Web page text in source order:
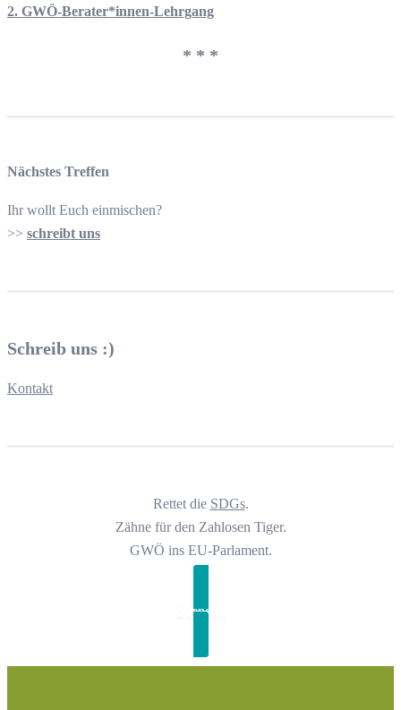
2. GWÖ-Berater*innen-Lehrgang
* * *
Nächstes Treffen
Ihr wollt Euch einmischen?
>> schreibt uns
Schreib uns :)
Kontakt
Rettet die SDGs.
Zähne für den Zahlosen Tiger.
GWÖ ins EU-Parlament.
Spenden